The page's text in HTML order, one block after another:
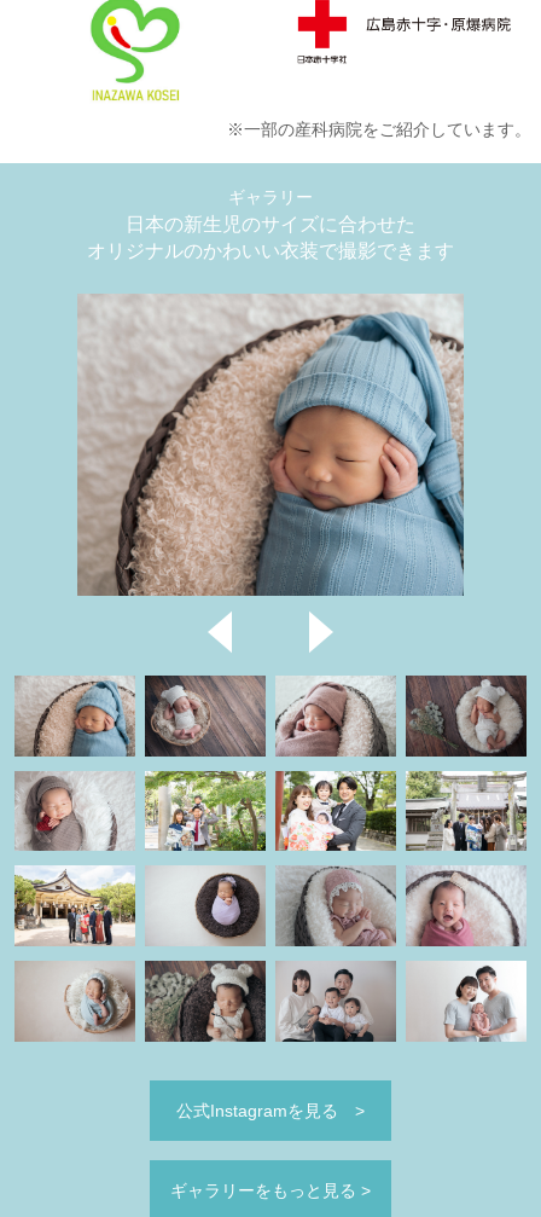
※一部の産科病院をご紹介しています。
ギャラリー
日本の新生児のサイズに合わせた
オリジナルのかわいい衣装で撮影できます
公式Instagramを見る >
ギャラリーをもっと見る >